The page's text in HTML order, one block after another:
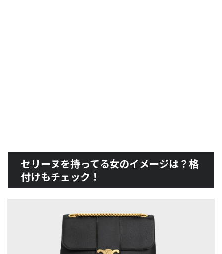
セリーヌを持ってる女のイメージは？格
付けもチェック！